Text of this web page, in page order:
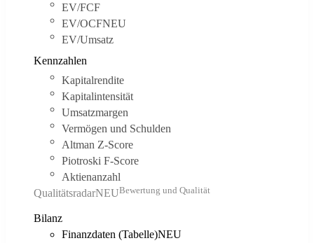
EV/FCF
EV/OCFNEU
EV/Umsatz
Kennzahlen
Kapitalrendite
Kapitalintensität
Umsatzmargen
Vermögen und Schulden
Altman Z-Score
Piotroski F-Score
Aktienanzahl
QualitätsradarNEUBewertung und Qualität
Bilanz
Finanzdaten (Tabelle)NEU